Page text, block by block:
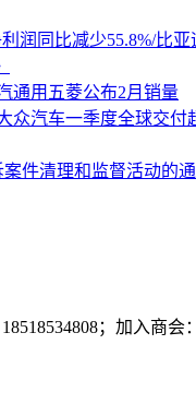
润同比减少55.8%/比
通用五菱公布2月销量
汽车一季度全球交
件清理和监督活动的
；加入商会